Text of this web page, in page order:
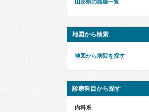
山形県の路線一覧
地図から検索
地図から病院を探す
診療科目から探す
内科系